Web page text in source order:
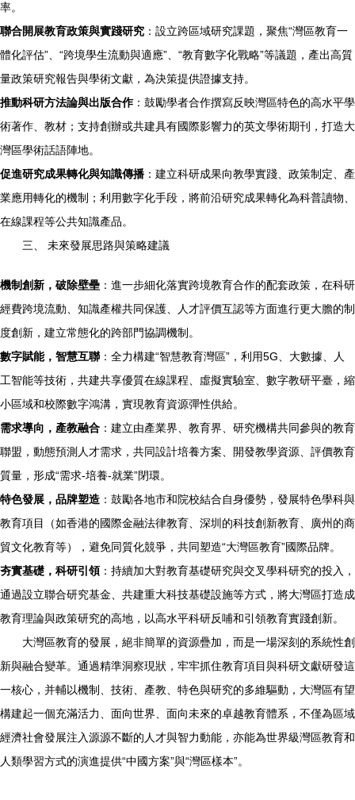
率。
聯合開展教育政策與實踐研究 ：設立跨區域研究課題，聚焦“灣區教育一
體化評估”、“跨境學生流動與適應”、“教育數字化戰略”等議題，產出高質
量政策研究報告與學術文獻，為決策提供證據支持。
推動科研方法論與出版合作：鼓勵學者合作撰寫反映灣區特色的高水平學
術著作、教材；支持創辦或共建具有國際影響力的英文學術期刊，打造大
灣區學術話語陣地。
促進研究成果轉化與知識傳播 ：建立科研成果向教學實踐、政策制定、產
業應用轉化的機制；利用數字化手段，將前沿研究成果轉化為科普讀物、
在線課程等公共知識產品。
三、 未來發展思路與策略建議
機制創新，破除壁壘 ：進一步細化落實跨境教育合作的配套政策，在科研
經費跨境流動、知識產權共同保護、人才評價互認等方面進行更大膽的制
度創新，建立常態化的跨部門協調機制。
數字賦能，智慧互聯：全力構建“智慧教育灣區”，利用5G、大數據、人
工智能等技術，共建共享優質在線課程、虛擬實驗室、數字教研平臺，縮
小區域和校際數字鴻溝，實現教育資源彈性供給。
需求導向，產教融合 ：建立由產業界、教育界、研究機構共同參與的教育
聯盟，動態預測人才需求，共同設計培養方案、開發教學資源、評價教育
質量，形成“需求-培養-就業”閉環。
特色發展，品牌塑造 ：鼓勵各地市和院校結合自身優勢，發展特色學科與
教育項目（如香港的國際金融法律教育、深圳的科技創新教育、廣州的商
貿文化教育等），避免同質化競爭，共同塑造“大灣區教育”國際品牌。
夯實基礎，科研引領：持續加大對教育基礎研究與交叉學科研究的投入，
通過設立聯合研究基金、共建重大科技基礎設施等方式，將大灣區打造成
教育理論與政策研究的高地，以高水平科研反哺和引領教育實踐創新。
大灣區教育的發展，絕非簡單的資源疊加，而是一場深刻的系統性創
新與融合變革。通過精準洞察現狀，牢牢抓住教育項目與科研文獻研發這
一核心，并輔以機制、技術、產教、特色與研究的多維驅動，大灣區有望
構建起一個充滿活力、面向世界、面向未來的卓越教育體系，不僅為區域
經濟社會發展注入源源不斷的人才與智力動能，亦能為世界級灣區教育和
人類學習方式的演進提供“中國方案”與“灣區樣本”。